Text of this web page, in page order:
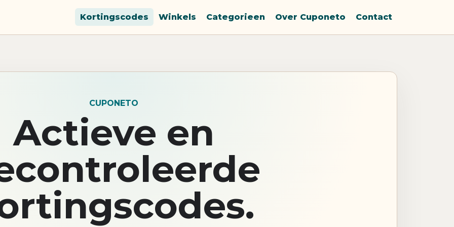
Kortingscodes Winkels Categorieen Over Cuponeto Contact
CUPONETO
Actieve en